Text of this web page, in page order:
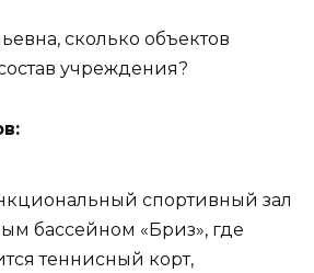
сколько объектов
учреждения?
спортивный зал
бассейном «Бриз», где
теннисный корт,